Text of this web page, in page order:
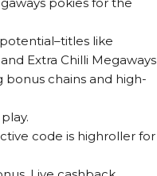
like
Extra Chilli Megaways
bonus chains and high-
code is highroller for